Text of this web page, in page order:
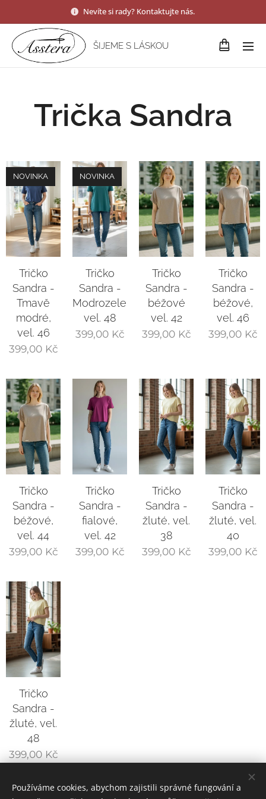
Nevíte si rady? Kontaktujte nás.
ŠIJEME S LÁSKOU
Trička Sandra
Tričko
Sandra -
Tmavě
modré,
vel. 46
NOVINKA
399,00Kč
Tričko
Sandra -
Modrozelené,
vel. 48
NOVINKA
399,00Kč
Tričko
Sandra -
béžové
vel. 42
399,00Kč
Tričko
Sandra -
béžové,
vel. 46
399,00Kč
Tričko
Sandra -
béžové,
vel. 44
399,00Kč
Tričko
Sandra -
fialové,
vel. 42
399,00Kč
Tričko
Sandra -
žluté, vel.
38
399,00Kč
Tričko
Sandra -
žluté, vel.
40
399,00Kč
Tričko
Sandra -
žluté, vel.
48
399,00Kč
Používáme cookies, abychom zajistili správné fungování a